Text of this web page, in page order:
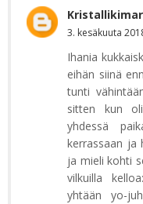
3. kesäkuuta
Ihania
eihän siinä
tunti
sitten kun
yhdessä
kerrassaan ja
ja mieli kohti
vilkuilla
yhtään yo-